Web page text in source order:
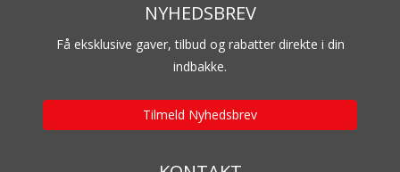
NYHEDSBREV
Få eksklusive gaver, tilbud og rabatter direkte i din
indbakke.
Tilmeld Nyhedsbrev